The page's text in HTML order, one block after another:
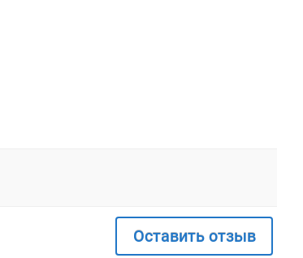
Оставить отзыв